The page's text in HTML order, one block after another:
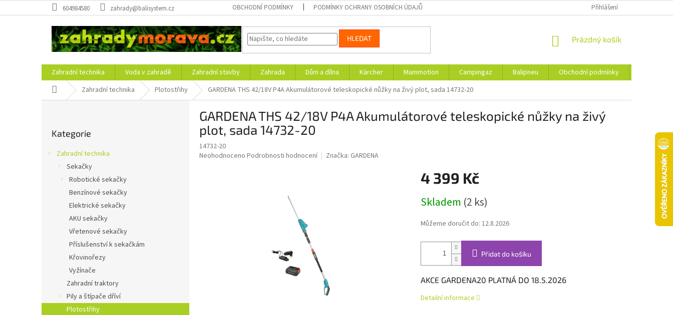
na
604984580 zahrady@balisystem.cz OBCHODNÍ PODMÍNKY PODMÍNKY OCHRANY OSOBNÍCH ÚDAJŮ Přihlášení
HLEDAT
NÁKUPNÍ
Prázdný košík
Zahradní technika Voda v zahradě Zahradní stavby Zahrada Dům a dílna Kärcher Mammotion Campingaz Balipneu Obchodní podmínky
Domů Zahradní technika Plotostřihy GARDENA THS 42/18V P4A Akumulátorové teleskopické nůžky na živý plot, sada 14732-20
kategorie
Kategorie
Zahradní technika
Sekačky
Robotické sekačky
Benzínové sekačky
Elektrické sekačky
AKU sekačky
Vřetenové sekačky
Příslušenství k sekačkám
Křovinořezy
Vyžínače
Zahradní traktory
Pily a štípače dříví
Plotostřihy
GARDENA THS 42/18V P4A Akumulátorové teleskopické nůžky na živý
plot, sada 14732-20
14732-20
Průměrné
Neohodnoceno Podrobnosti hodnocení Značka: GARDENA
4 399 Kč
cena:
Skladem (2 ks)
Můžeme doručit do: 12.8.2026
Přidat do košíku
AKCE GARDENA20 PLATNÁ DO 18.5.2026
Detailní informace